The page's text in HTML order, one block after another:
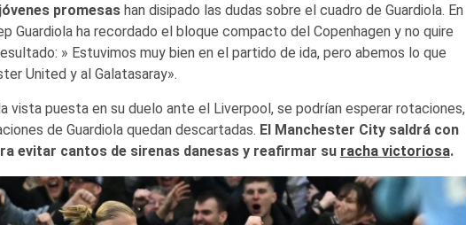
promesas han disipado las dudas sobre el cuadro de Guardiola. En
Guardiola ha recordado el bloque compacto del Copenhagen y no quire
» Estuvimos muy bien en el partido de ida, pero abemos lo que
United y al Galatasaray».
vista puesta en su duelo ante el Liverpool, se podrían esperar rotaciones,
de Guardiola quedan descartadas. El Manchester City saldrá con
evitar cantos de sirenas danesas y reafirmar su racha victoriosa.